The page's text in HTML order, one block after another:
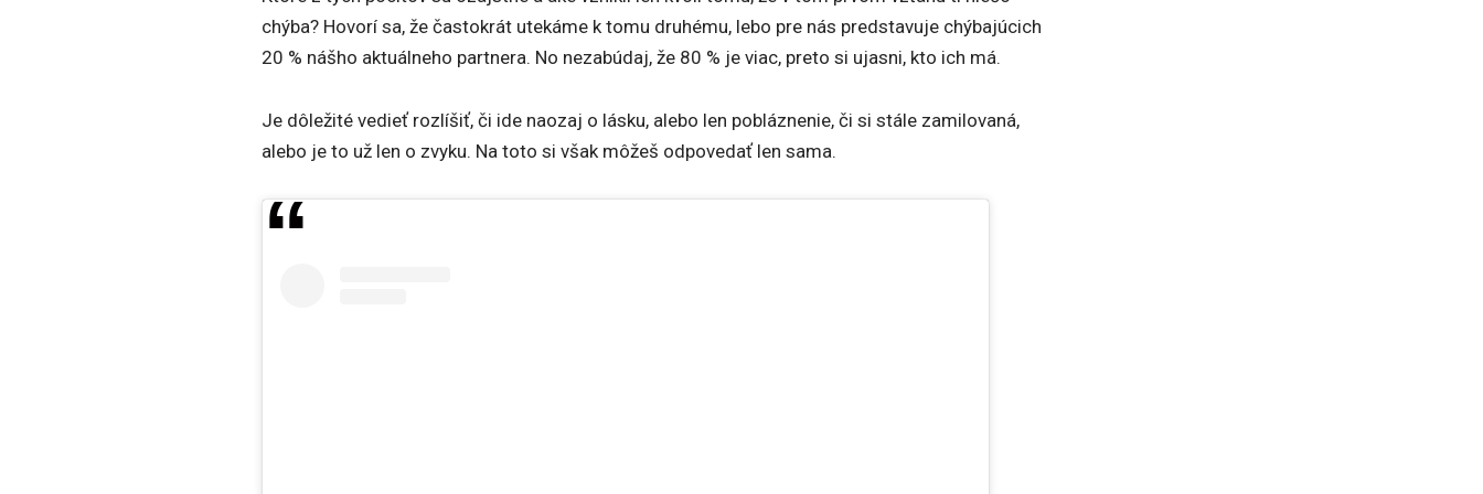
chýba? Hovorí sa, že častokrát utekáme k tomu druhému, lebo pre nás predstavuje chýbajúcich
20 % nášho aktuálneho partnera. No nezabúdaj, že 80 % je viac, preto si ujasni, kto ich má.
Je dôležité vedieť rozlíšiť, či ide naozaj o lásku, alebo len pobláznenie, či si stále zamilovaná,
alebo je to už len o zvyku. Na toto si však môžeš odpovedať len sama.